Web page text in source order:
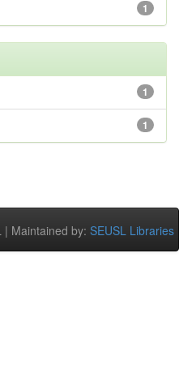
1
1
1
Maintained by: SEUSL Libraries